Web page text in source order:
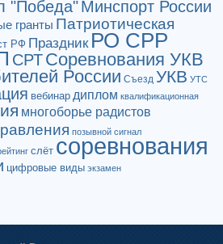
"Победа"Минспорт России
гранты Патриотическая
РФ Праздник РО СРР
СРТСоревнования УКВ
России Съезд УКВ УТС
вебинар диплом квалификационная
многоборье радистов
позывной сигнал
слёт соревнования
цифровые виды экзамен